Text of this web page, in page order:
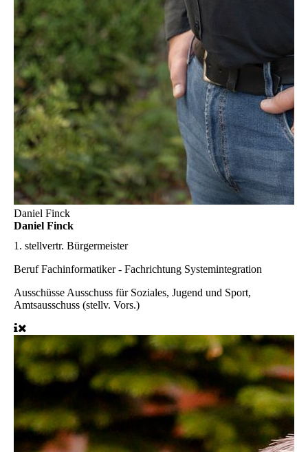
Daniel Finck
Daniel Finck
1. stellvertr. Bürgermeister
BerufFachinformatiker - Fachrichtung Systemintegration
AusschüsseAusschuss für Soziales, Jugend und Sport,
Amtsausschuss (stellv. Vors.)